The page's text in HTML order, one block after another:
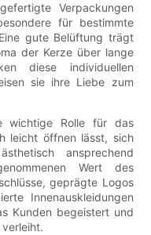
Verpackungen
für bestimmte
gute Belüftung trägt
der Kerze über lange
diese individuellen
sie ihre Liebe zum
wichtige Rolle für das
leicht öffnen lässt, sich
ansprechend
Wert des
geprägte Logos
Innenauskleidungen
Kunden begeistert und